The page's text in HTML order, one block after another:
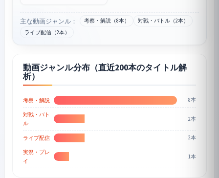
主な動画ジャンル： 考察・解説（8本）
対戦・バトル（2本）
ライブ配信（2本）
動画ジャンル分布（直近200本のタイトル解
析）
考察・解説 8本
対戦・バト
ル
2本
ライブ配信 2本
実況・プレ
イ
1本